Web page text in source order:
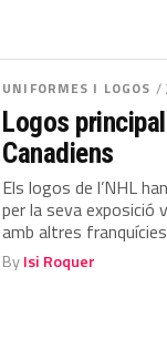
UNIFORMES I LOGOS /
Logos
Canadiens
Els logos de l’NHL
per la seva exposició
amb altres
ByIsi Roquer